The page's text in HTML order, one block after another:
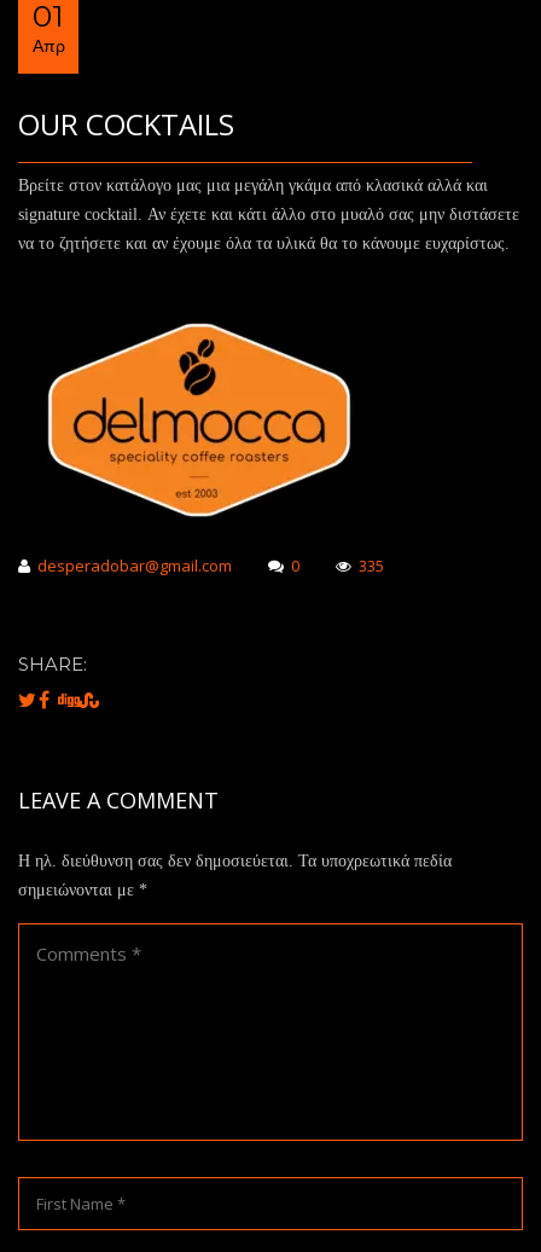
01
Απρ
OUR COCKTAILS
Βρείτε στον κατάλογο μας μια μεγάλη γκάμα από κλασικά αλλά και
signature cocktail. Αν έχετε και κάτι άλλο στο μυαλό σας μην διστάσετε
να το ζητήσετε και αν έχουμε όλα τα υλικά θα το κάνουμε ευχαρίστως.
desperadobar@gmail.com 0 335
SHARE:
LEAVE A COMMENT
Η ηλ. διεύθυνση σας δεν δημοσιεύεται. Τα υποχρεωτικά πεδία
σημειώνονται με *